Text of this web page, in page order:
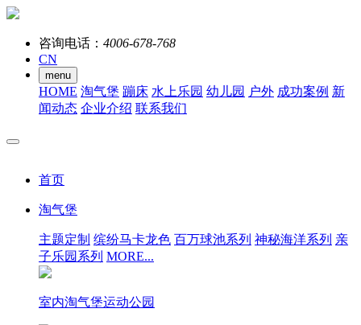
咨询电话： 4006-678-768
CN
menu
HOME 淘气堡 蹦床 水上乐园 幼儿园 户外 成功案例 新
闻动态 企业介绍 联系我们
首页
淘气堡
主题定制 缤纷马卡龙色 百万球池系列 神秘海洋系列 亲
子乐园系列 MORE...
室内淘气堡运动公园